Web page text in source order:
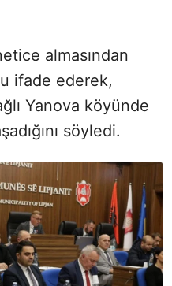
almasından
ifade ederek,
Yanova köyünde
söyledi.